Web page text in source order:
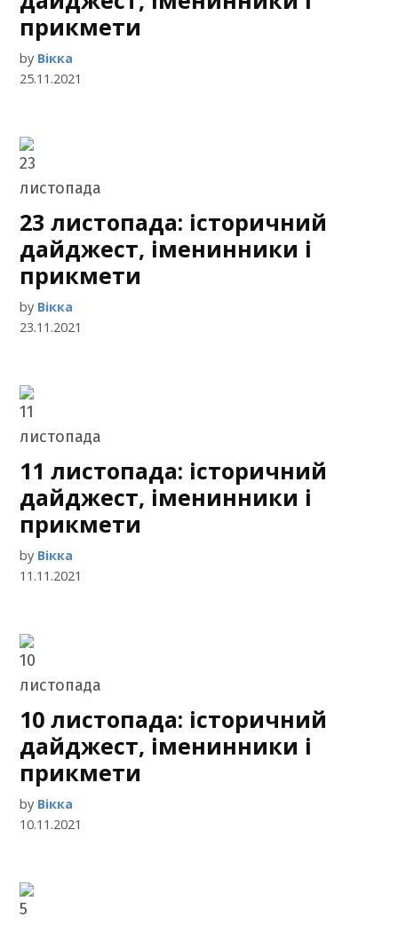
прикмети
by Вікка
25.11.2021
23 листопада: історичний
дайджест, іменинники і
прикмети
by Вікка
23.11.2021
11 листопада: історичний
дайджест, іменинники і
прикмети
by Вікка
11.11.2021
10 листопада: історичний
дайджест, іменинники і
прикмети
by Вікка
10.11.2021